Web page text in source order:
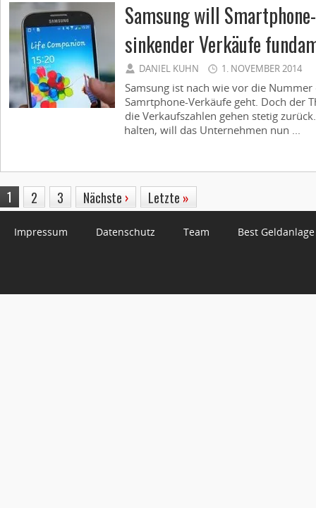
Samsung will
sinkender Verkäufe
DANIEL KUHN 1. NOVEMBER 2014
Samsung ist nach wie vor die
Samrtphone-Verkäufe geht. Doch der
die Verkaufszahlen gehen stetig
halten, will das Unternehmen nun ...
1 2 3 Nächste › Letzte »
Impressum Datenschutz Team Best Geldanlage